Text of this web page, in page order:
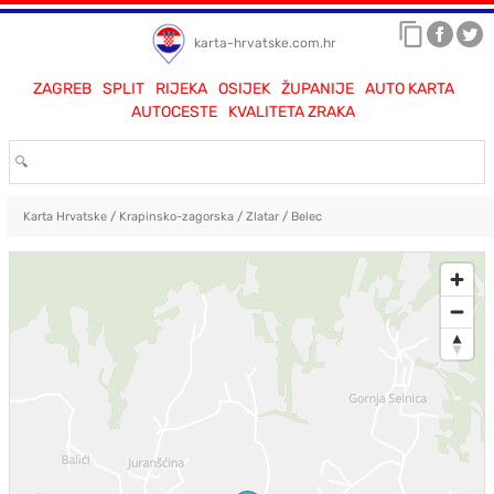
karta-hrvatske.com.hr
ZAGREB SPLIT RIJEKA OSIJEK ŽUPANIJE
AUTO KARTA
AUTOCESTE
KVALITETA ZRAKA
Karta Hrvatske/ Krapinsko-zagorska/ Zlatar/ Belec